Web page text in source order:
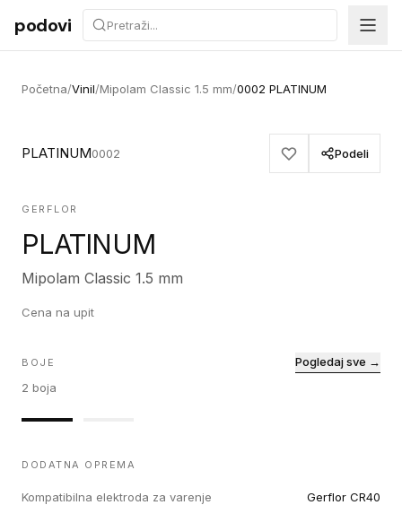
Preskoči na sadržaj
podovi
Početna/Vinil/Mipolam Classic 1.5 mm/0002 PLATINUM
PLATINUM0002 Podeli
GERFLOR
PLATINUM
Mipolam Classic 1.5 mm
Cena na upit
BOJE
2 boja
Pogledaj sve →
DODATNA OPREMA
Kompatibilna elektroda za varenje Gerflor CR40